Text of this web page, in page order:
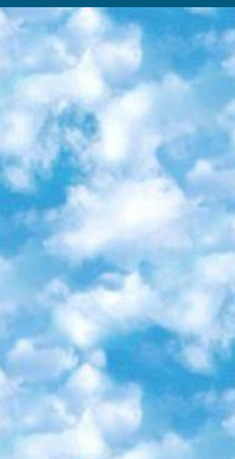
технологии», «Приборостроение и робототехника», «Информационные технологии» и «Биотехнологии». Курсы состоят из видеолекций, интерактивных демонстраций и заданий. 5. «КиберЛенинка» Электронная научная библиотека открытого доступа. Каталог площадки регулярно обрастает текстами статей из различных научных изданий. Сгруппированные по журналам и рубрикам публикации можно читать онлайн или скачивать целиком в PDF-формате. Проект нацелен на популяризацию науки за счёт открытого доступа к качественной информации. 6. «ПостНаука» На этом ресурсе публикуют подборки видеолекций, составленные экспертами из разных отраслей и объединённые общими темами. Среди них, к примеру, есть серии «Биоинформатика и геномика», «Культура средневековой Скандинавии» и Cinema Studies о теории кино. Каждая подборка лекций — логически связанная история, рассказанная экспертом от первого лица. Кроме того, на сайте появляются научно-образовательные статьи и тесты на разные темы. 7. «Newочём» Команда проекта «Newочём» отбирает самые интересные тексты из англоязычных СМИ и переводит те из них, за которые голосуют участники сообщества «ВКонтакте». По большей части это научно-популярные статьи. Редакторы придумывают лишь заголовки, в остальном содержание переводов соответствует оригиналам. Полные тексты можно читать прямо в социальной сети. 8. InternetUrok Онлайн-база материалов по основным дисциплинам школьной программы. Информация на сайте структурирована по классам, предметам и темам (урокам). Каждый урок состоит из видеолекций и конспектов. Есть также интерактивные тренажёры и тесты для закрепления пройденного материала. Даже если вы давно окончили школу, возможность повторить программу старших классов всегда может пригодиться. 9. Edutainme Ещё один ресурс об образовании. В отличие от Newtonew, как мне кажется, Edutainme больше ориентируется на представителей индустрии: педагогов, предпринимателей, разработчиков образовательных проектов. Но и любой, кто просто стремится к саморазвитию, найдёт на сайте много полезного и интересного для себя. Например, информацию о новых курсах и образовательных сервисах. 10. Newtonew Онлайн-медиа об образовании и обучении в широком смысле. Авторы Newtonew пишут об инструментах, заведениях, тактиках и стратегиях, которые помогают учить других и получать новые знания самостоятельно. На этой площадке вы найдёте новости, обзоры, аналитические мат